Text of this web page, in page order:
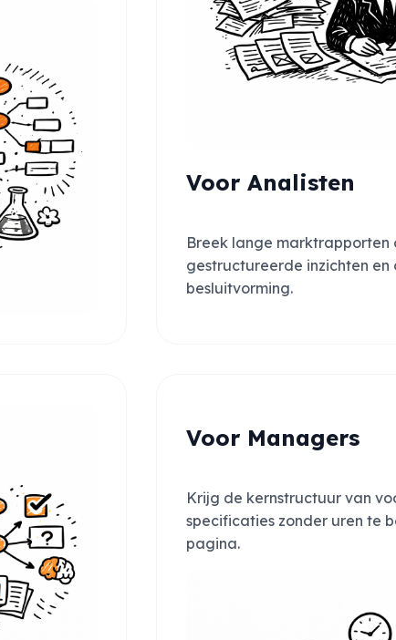
Voor Analisten
Breek lange
gestructureerde inzichten
besluitvorming.
Voor Managers
Krijg de kernstructuur van
specificaties zonder uren te
pagina.